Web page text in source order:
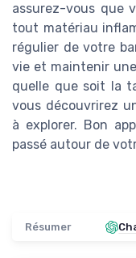
assurez-vous que
tout matériau
régulier de votre
vie et maintenir
quelle que soit la
vous découvrirez
à explorer. Bon
passé autour de
Résumer